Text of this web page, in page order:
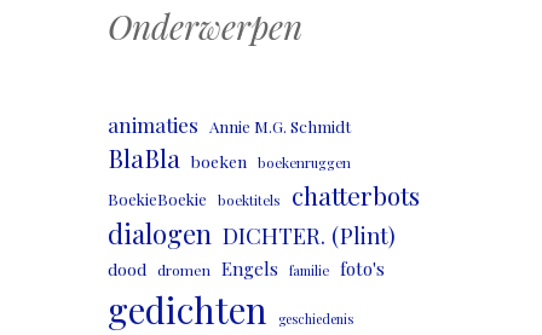
Onderwerpen
animaties Annie M.G. Schmidt
BlaBla boeken boekenruggen
BoekieBoekie boektitels chatterbots
dialogen DICHTER. (Plint)
dood dromen Engels familie foto's
gedichten geschiedenis